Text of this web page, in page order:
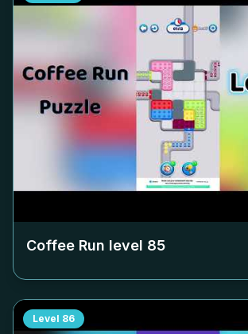
Coffee Run level 85
Level 86